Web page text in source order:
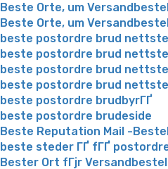
Beste Orte, um
Beste Orte, um
beste postordre brud
beste postordre brud
beste postordre brud
beste postordre brud
beste postordre brudbyrГҐ
beste postordre brudeside
Beste Reputation Mail -
beste steder ГҐ fГҐ
Bester Ort fГјr